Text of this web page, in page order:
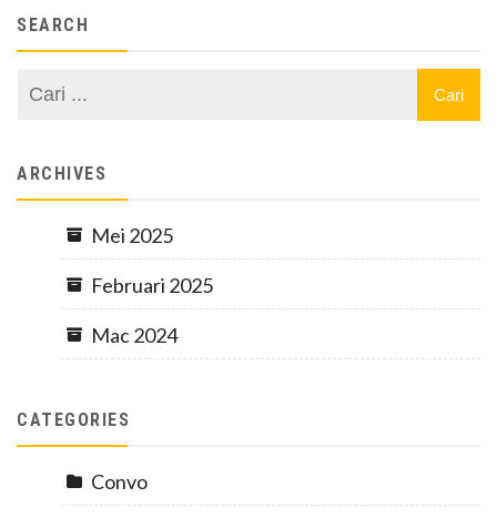
SEARCH
ARCHIVES
Mei 2025
Februari 2025
Mac 2024
CATEGORIES
Convo